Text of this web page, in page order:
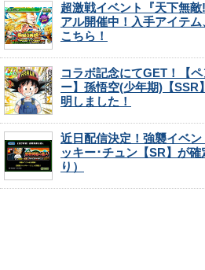
超激戦イベント『天下無
アル開催中！入手アイテ
こちら！
コラボ記念にてGET！【
ー】孫悟空(少年期)【SSR
明しました！
近日配信決定！強襲イベ
ッキー･チュン【SR】が
り）